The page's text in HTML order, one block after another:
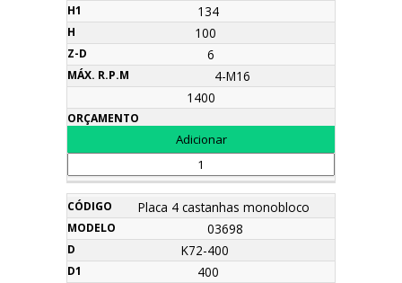
134
100
6
4-M16
1400
Placa 4 castanhas monobloco
03698
K72-400
400